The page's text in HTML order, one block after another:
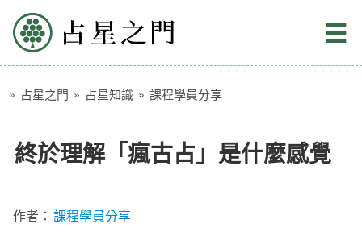
占星之門 ☰
» 占星之門 » 占星知識 » 課程學員分享
終於理解「瘋古占」是什麼感覺
作者： 課程學員分享